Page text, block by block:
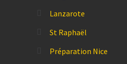
Lanzarote
St Raphaël
Préparation Nice